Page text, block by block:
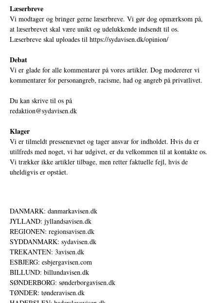
Læserbreve
Vi modtager og bringer gerne læserbreve. Vi gør dog opmærksom på,
at læserbrevet skal være unikt og udelukkende indsendt til os.
Læserbreve skal uploades til https://sydavisen.dk/opinion/
Debat
Vi er glade for alle kommentarer på vores artikler. Dog modererer vi
kommentarer for personangreb, racisme, had og angreb på privatlivet.
Du kan skrive til os på
redaktion@sydavisen.dk
Klager
Vi er tilmeldt pressenævnet og tager ansvar for indholdet. Hvis du er
utilfreds med noget, vi har udgivet, er du velkommen til at kontakte os.
Vi trækker ikke artikler tilbage, men retter faktuelle fejl, hvis de
uheldigvis er opstået.
DANMARK: danmarkavisen.dk
JYLLAND: jyllandsavisen.dk
REGIONEN: regionsavisen.dk
SYDDANMARK: sydavisen.dk
TREKANTEN: 3avisen.dk
ESBJERG: esbjergavisen.com
BILLUND: billundavisen.dk
SØNDERBORG: sønderborgavisen.dk
TØNDER: tønderavisen.dk